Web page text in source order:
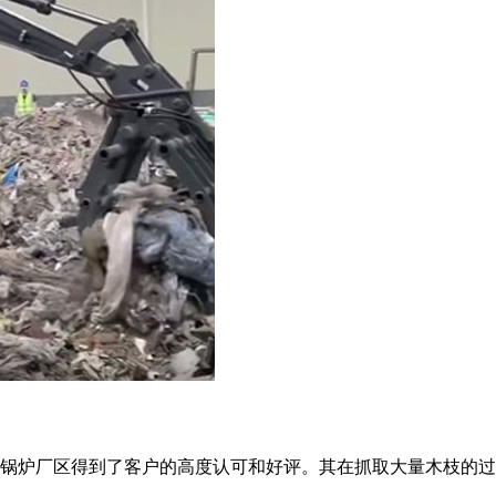
炉厂区得到了客户的高度认可和好评。其在抓取大量木枝的